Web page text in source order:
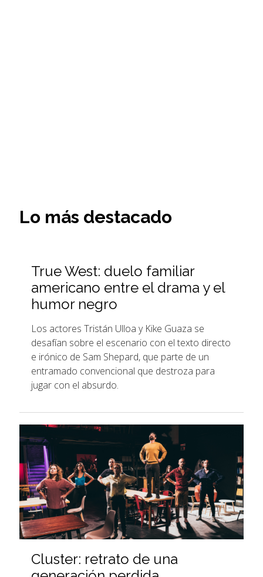
Lo más destacado
True West: duelo familiar
americano entre el drama y el
humor negro
Los actores Tristán Ulloa y Kike Guaza se
desafían sobre el escenario con el texto directo
e irónico de Sam Shepard, que parte de un
entramado convencional que destroza para
jugar con el absurdo.
Cluster: retrato de una